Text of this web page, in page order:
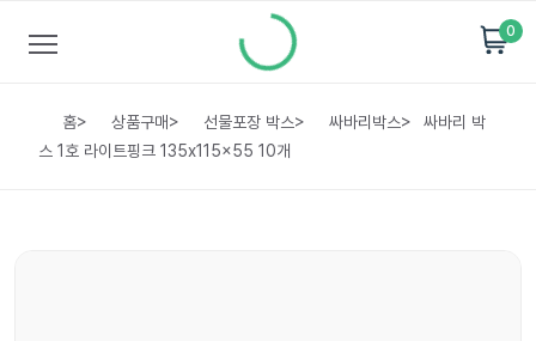
0
홈> 상품구매> 선물포장 박스> 싸바리박스>
싸바리 박
스 1호 라이트핑크 135x115x55 10개